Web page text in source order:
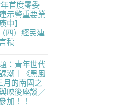
年首度零委
示警重要業
中】
四）經民連
稿
：青年世代
潮｜《黑風
月的南國之
映後座談／
加！！